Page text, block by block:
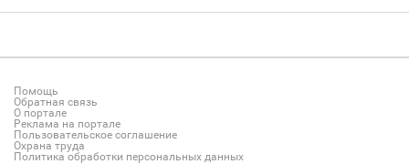
Помощь
Обратная связь
О портале
Реклама на портале
Пользовательское соглашение
Охрана труда
Политика обработки персональных данных